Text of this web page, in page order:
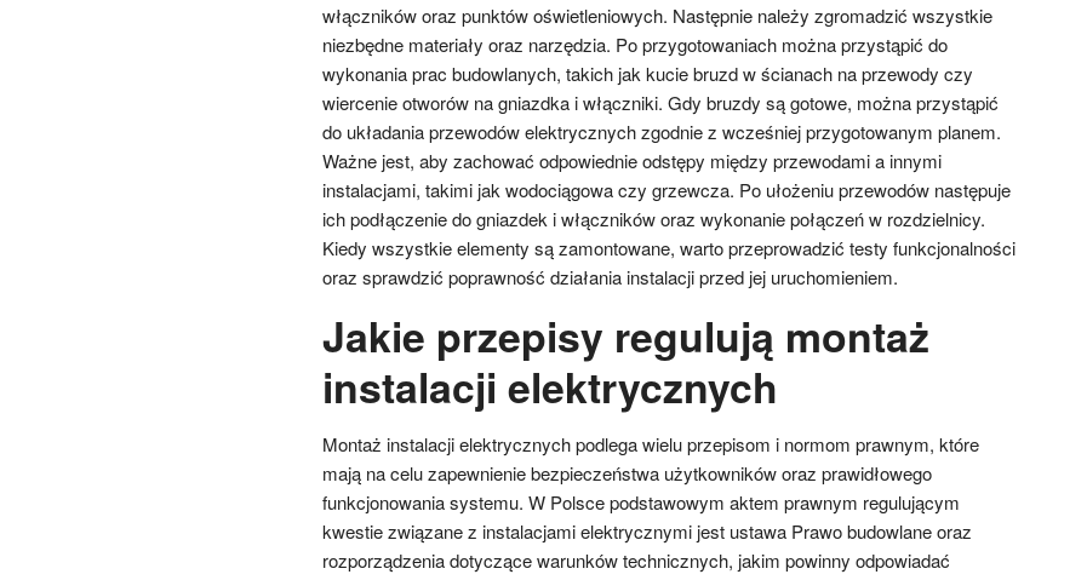
włączników oraz punktów oświetleniowych. Następnie należy zgromadzić wszystkie
niezbędne materiały oraz narzędzia. Po przygotowaniach można przystąpić do
wykonania prac budowlanych, takich jak kucie bruzd w ścianach na przewody czy
wiercenie otworów na gniazdka i włączniki. Gdy bruzdy są gotowe, można przystąpić
do układania przewodów elektrycznych zgodnie z wcześniej przygotowanym planem.
Ważne jest, aby zachować odpowiednie odstępy między przewodami a innymi
instalacjami, takimi jak wodociągowa czy grzewcza. Po ułożeniu przewodów następuje
ich podłączenie do gniazdek i włączników oraz wykonanie połączeń w rozdzielnicy.
Kiedy wszystkie elementy są zamontowane, warto przeprowadzić testy funkcjonalności
oraz sprawdzić poprawność działania instalacji przed jej uruchomieniem.
Jakie przepisy regulują montaż
instalacji elektrycznych
Montaż instalacji elektrycznych podlega wielu przepisom i normom prawnym, które
mają na celu zapewnienie bezpieczeństwa użytkowników oraz prawidłowego
funkcjonowania systemu. W Polsce podstawowym aktem prawnym regulującym
kwestie związane z instalacjami elektrycznymi jest ustawa Prawo budowlane oraz
rozporządzenia dotyczące warunków technicznych, jakim powinny odpowiadać